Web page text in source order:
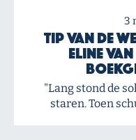
3
Tip van de
Eline
"Lang stond de
staren. Toen